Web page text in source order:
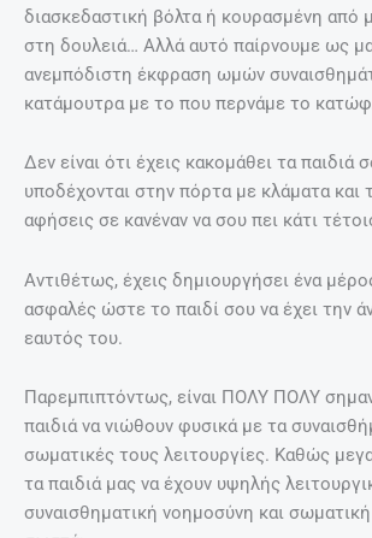
διασκεδαστική βόλτα ή κουρασμένη από
στη δουλειά… Αλλά αυτό παίρνουμε ως
ανεμπόδιστη έκφραση ωμών
κατάμουτρα με το που περνάμε το
Δεν είναι ότι έχεις κακομάθει τα παιδιά
υποδέχονται στην πόρτα με κλάματα και
αφήσεις σε κανέναν να σου πει κάτι
Αντιθέτως, έχεις δημιουργήσει ένα
ασφαλές ώστε το παιδί σου να έχει την
εαυτός του.
Παρεμπιπτόντως, είναι ΠΟΛΥ ΠΟΛΥ
παιδιά να νιώθουν φυσικά με τα
σωματικές τους λειτουργίες. Καθώς
τα παιδιά μας να έχουν υψηλής
συναισθηματική νοημοσύνη και